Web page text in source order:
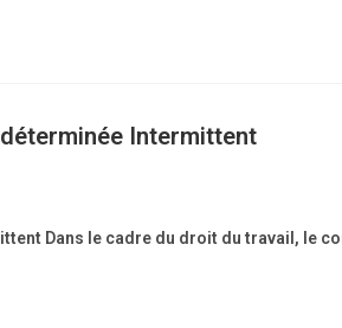
Intermittent
Dans le cadre du droit du travail, le